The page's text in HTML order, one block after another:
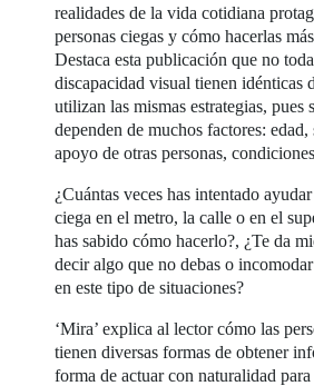
realidades de la vida cotidiana
personas ciegas y cómo hacerlas
Destaca esta publicación que no
discapacidad visual tienen idénticas
utilizan las mismas estrategias, pues
dependen de muchos factores:
apoyo de otras personas,
¿Cuántas veces has intentado
ciega en el metro, la calle o en el
has sabido cómo hacerlo?, ¿Te da
decir algo que no debas o
en este tipo de situaciones?
‘Mira’ explica al lector cómo las
tienen diversas formas de obtener
forma de actuar con naturalidad